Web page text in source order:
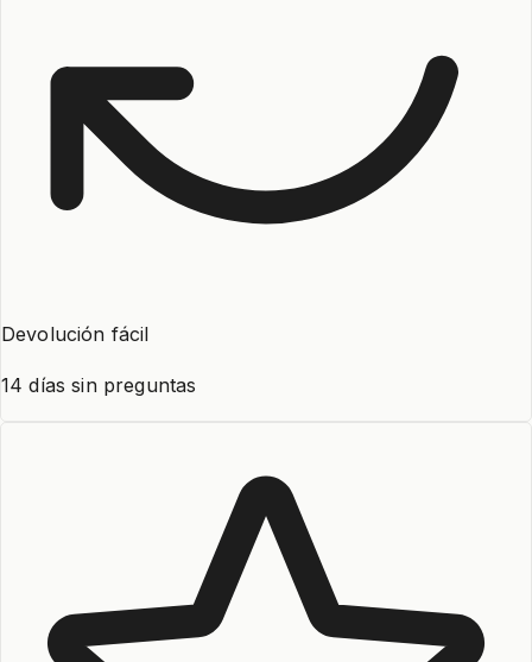
Devolución fácil
14 días sin preguntas